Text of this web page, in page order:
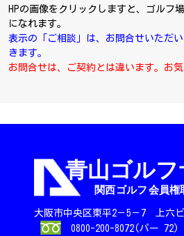
HPの画像をクリックしますと、ゴルフ
になれます。
表示の「ご相談」は、お問合せいただ
きます。
お問合せは、ご契約とは違います。お気
大阪市中央区東平2－5－7 上六
0800-200-8072(パー 72)